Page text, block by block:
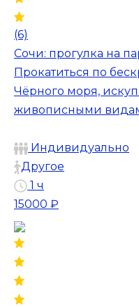
(6)
Сочи: прогулка на
Прокатиться по
Чёрного моря,
живописными
Индивидуально
Другое
1 ч
15000 ₽